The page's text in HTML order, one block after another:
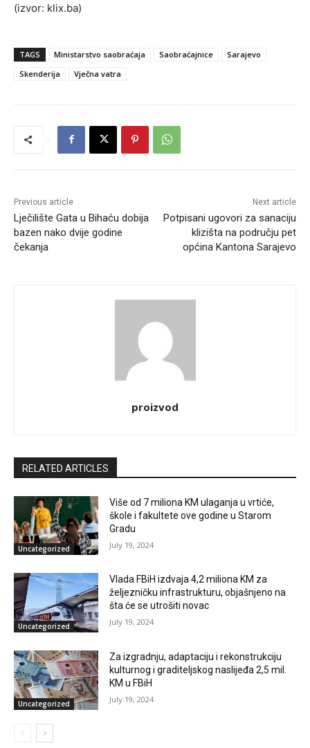
(izvor: klix.ba)
TAGS Ministarstvo saobraćaja Saobraćajnice
Sarajevo
Skenderija
Vječna vatra
Previous article
Lječilište Gata u Bihaću dobija
bazen nako dvije godine
čekanja
Next article
Potpisani ugovori za sanaciju
klizišta na području pet
općina Kantona Sarajevo
proizvod
RELATED ARTICLES
Uncategorized
Više od 7 miliona KM ulaganja u vrtiće,
škole i fakultete ove godine u Starom
Gradu
July 19, 2024
Uncategorized
Vlada FBiH izdvaja 4,2 miliona KM za
željezničku infrastrukturu, objašnjeno na
šta će se utrošiti novac
July 19, 2024
Uncategorized
Za izgradnju, adaptaciju i rekonstrukciju
kulturnog i graditeljskog naslijeđa 2,5 mil.
KM u FBiH
July 19, 2024